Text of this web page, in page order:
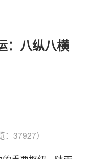
：八纵八横
37927）